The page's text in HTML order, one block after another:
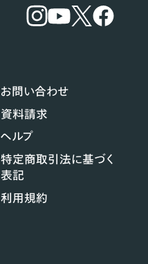
お問い合わせ
資料請求
ヘルプ
特定商取引法に基づく
表記
利用規約